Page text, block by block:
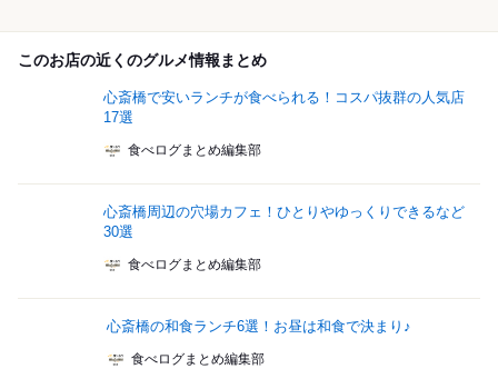
このお店の近くのグルメ情報まとめ
心斎橋で安いランチが食べられる！コスパ抜群の人気店
17選
食べログまとめ編集部
心斎橋周辺の穴場カフェ！ひとりやゆっくりできるなど
30選
食べログまとめ編集部
心斎橋の和食ランチ6選！お昼は和食で決まり♪
食べログまとめ編集部